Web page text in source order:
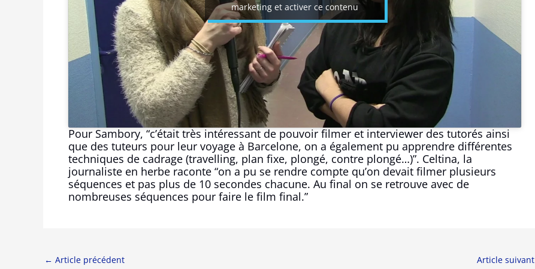
marketing et activer ce contenu
Pour Sambory, “c’était très intéressant de pouvoir filmer et interviewer des tutorés ainsi
que des tuteurs pour leur voyage à Barcelone, on a également pu apprendre différentes
techniques de cadrage (travelling, plan fixe, plongé, contre plongé…)”. Celtina, la
journaliste en herbe raconte “on a pu se rendre compte qu’on devait filmer plusieurs
séquences et pas plus de 10 secondes chacune. Au final on se retrouve avec de
nombreuses séquences pour faire le film final.”
← Article précédent Article suivant